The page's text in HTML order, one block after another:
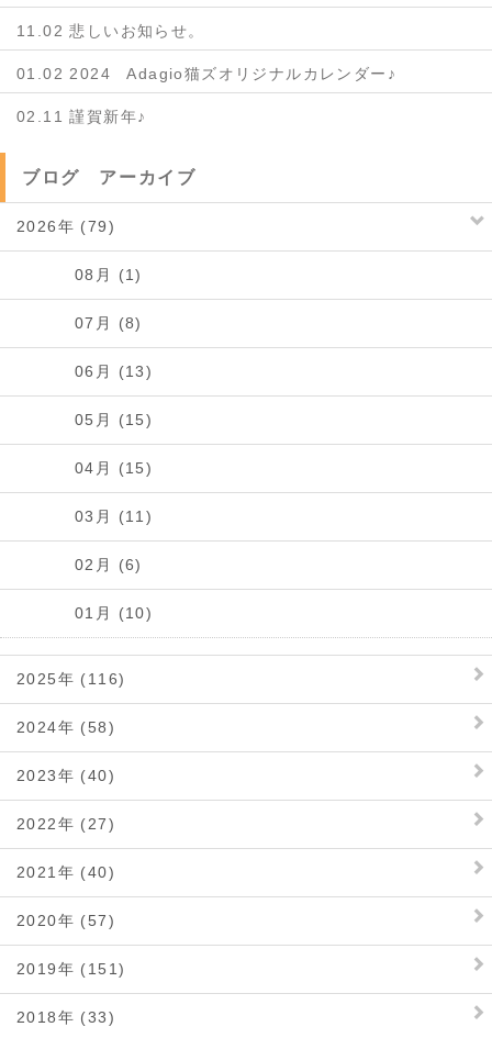
11.02 悲しいお知らせ。
01.02 2024 Adagio猫ズオリジナルカレンダー♪
02.11 謹賀新年♪
ブログ アーカイブ
2026年 (79)
08月 (1)
07月 (8)
06月 (13)
05月 (15)
04月 (15)
03月 (11)
02月 (6)
01月 (10)
2025年 (116)
2024年 (58)
2023年 (40)
2022年 (27)
2021年 (40)
2020年 (57)
2019年 (151)
2018年 (33)